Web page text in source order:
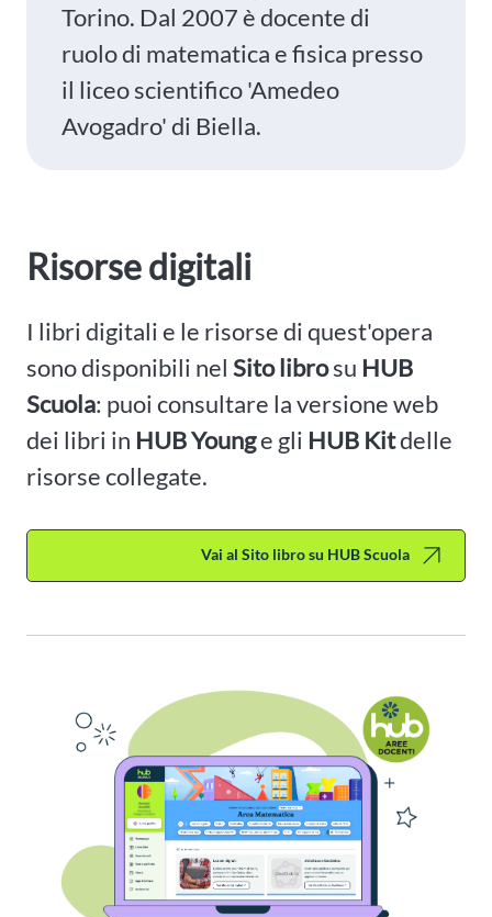
Torino. Dal 2007 è docente di
ruolo di matematica e fisica presso
il liceo scientifico 'Amedeo
Avogadro' di Biella.
Risorse digitali
I libri digitali e le risorse di quest'opera
sono disponibili nel Sito librosu HUB
Scuola: puoi consultare la versione web
dei libri in HUB Younge gli HUB Kitdelle
risorse collegate.
Vai al Sito libro su HUB Scuola